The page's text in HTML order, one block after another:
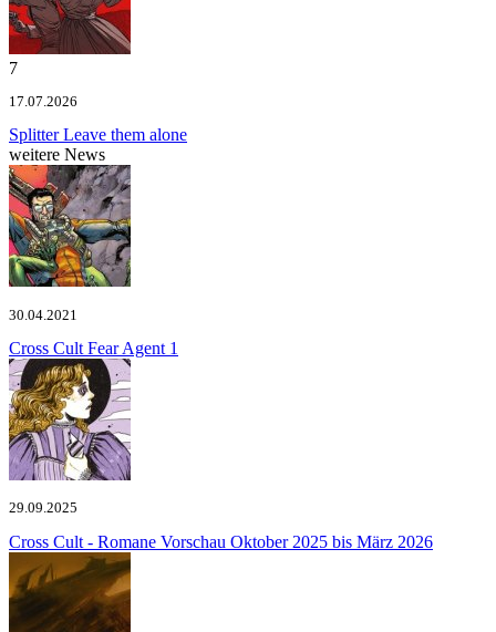
7
17.07.2026
SplitterLeave them alone
weitere News
30.04.2021
Cross Cult Fear Agent 1
29.09.2025
Cross Cult - Romane Vorschau Oktober 2025 bis März 2026